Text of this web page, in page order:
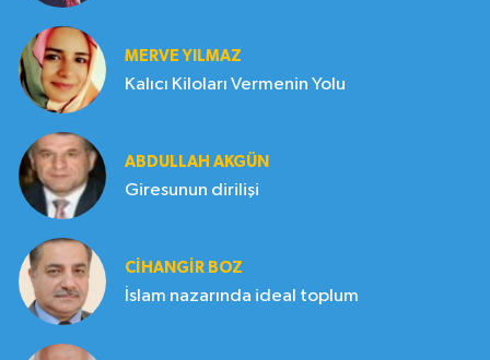
MERVE YILMAZ
Kalıcı Kiloları Vermenin Yolu
ABDULLAH AKGÜN
Giresunun dirilişi
CIHANGIR BOZ
İslam nazarında ideal toplum